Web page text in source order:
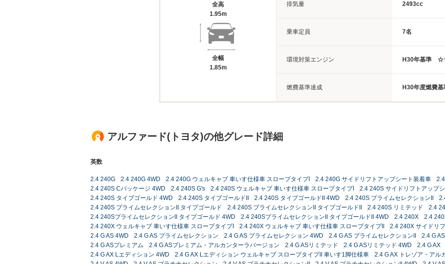
全高
1.95m
全幅
1.85m
排気量 2493cc
乗車定員 7名
環境対策エンジン H30年基準
燃費基準達成 H30年度燃費
アルファード(トヨタ)の他グレード詳細
英数
2.4 240G 2.4 240G 4WD 2.4 240G ウェルキャブ 車いす仕様車 スロープタイプI 2.4 240G サイドリフトアップシート装着車
2.4 240S Cパッケージ 4WD
2.4 240S G's 2.4 240S ウェルキャブ 車いす仕様車 スロープタイプI 2.4 240S サイドリフトアップ
2.4 240S タイプゴールド 4WD
2.4 240S タイプゴールドII 2.4 240S タイプゴールドII 4WD 2.4 240S プライムセレクションII
2.4 240S プライムセレクションII タイプゴールド
2.4 240S プライムセレクションII タイプゴールドII 2.4 240S リミテッド
2.4
2.4 240SプライムセレクションII タイプゴールド 4WD
2.4 240SプライムセレクションII タイプゴールドII 4WD 2.4 240X
2.4
2.4 240X ウェルキャブ 車いす仕様車 スロープタイプI
2.4 240X ウェルキャブ 車いす仕様車 スロープタイプII 2.4 240X サイドリ
2.4 G AS 4WD
2.4 G AS プライムセレクション 2.4 G AS プライムセレクション 4WD 2.4 G AS プライムセレクションII
2.4 G
2.4 G ASプレミアム
2.4 G ASプレミアム・アルカンターラバージョン 2.4 G ASリミテッド 2.4 G ASリミテッド 4WD 2.4 G AX
2.4 G AX Lエディション 4WD
2.4 G AX Lエディション ウェルキャブ スロープタイプII 車いす1脚仕様車 2.4 G AX トレゾア・アル